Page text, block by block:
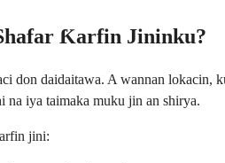
Ƙarfin Jininku?
don daidaitawa. A wannan
na iya taimaka muku jin an shirya.
jini: